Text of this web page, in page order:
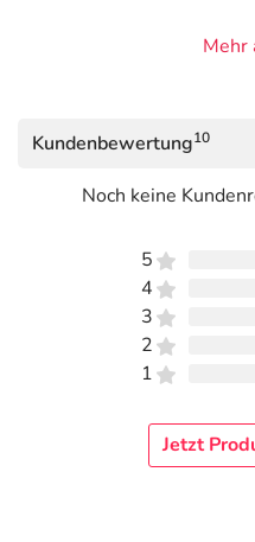
Mehr
Kundenbewertung10
Noch keine
5
4
3
2
1
Jetzt